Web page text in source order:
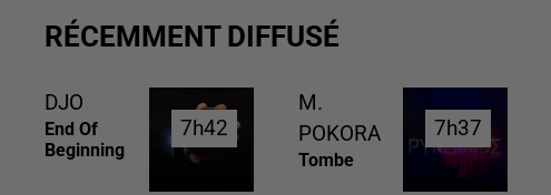
RÉCEMMENT DIFFUSÉ
DJO
End Of
Beginning
7h42
7h42
M.
POKORA
Tombe
7h37
7h37